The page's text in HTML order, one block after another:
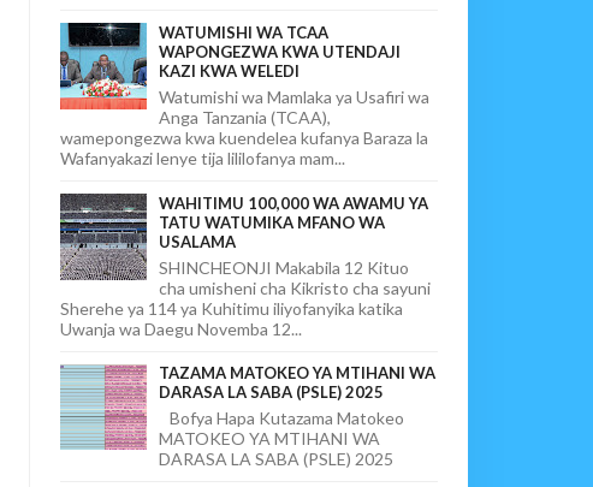
WATUMISHI WA TCAA
WAPONGEZWA KWA UTENDAJI
KAZI KWA WELEDI
Watumishi wa Mamlaka ya Usafiri wa
Anga Tanzania (TCAA),
wamepongezwa kwa kuendelea kufanya Baraza la
Wafanyakazi lenye tija lililofanya mam...
WAHITIMU 100,000 WA AWAMU YA
TATU WATUMIKA MFANO WA
USALAMA
SHINCHEONJI Makabila 12 Kituo
cha umisheni cha Kikristo cha sayuni
Sherehe ya 114 ya Kuhitimu iliyofanyika katika
Uwanja wa Daegu Novemba 12...
TAZAMA MATOKEO YA MTIHANI WA
DARASA LA SABA (PSLE) 2025
Bofya Hapa Kutazama Matokeo
MATOKEO YA MTIHANI WA
DARASA LA SABA (PSLE) 2025